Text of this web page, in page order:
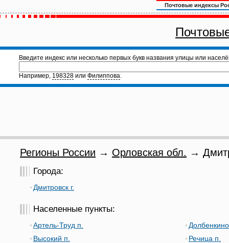
Почтовые индексы
Введите индекс или несколько первых букв названия улицы или
Например, 198328 или Филиппова.
Регионы России → Орловская обл. →
Города:
Дмитровск г.
Населенные пункты:
Артель-Труд п.
Высокий п.
Речица п.